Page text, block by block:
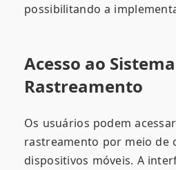
possibilitando a
Acesso ao
Rastreamento
Os usuários podem
rastreamento por meio de
dispositivos móveis. A